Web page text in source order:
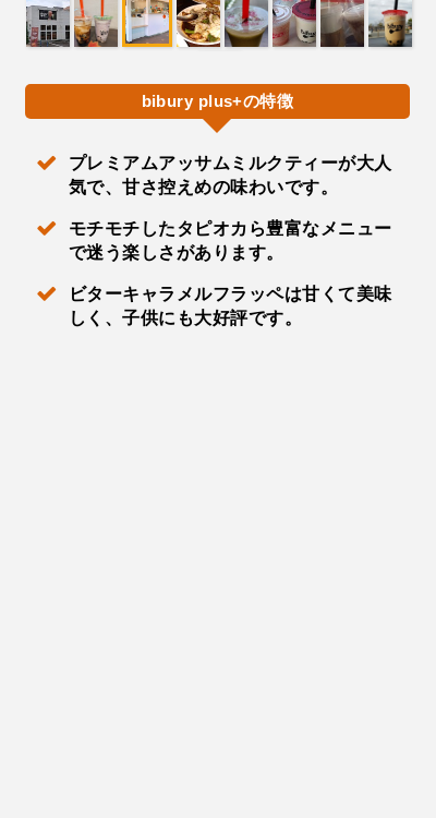
bibury plus+の特徴
プレミアムアッサムミルクティーが大人
気で、甘さ控えめの味わいです。
モチモチしたタピオカら豊富なメニュー
で迷う楽しさがあります。
ビターキャラメルフラッペは甘くて美味
しく、子供にも大好評です。